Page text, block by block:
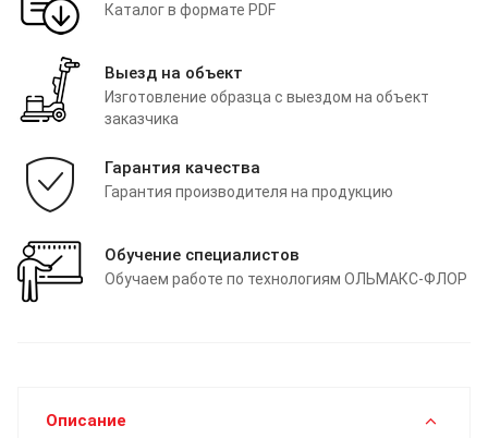
Каталог в формате PDF
Выезд на объект
Изготовление образца с выездом на объект
заказчика
Гарантия качества
Гарантия производителя на продукцию
Обучение специалистов
Обучаем работе по технологиям ОЛЬМАКС-ФЛОР
Описание